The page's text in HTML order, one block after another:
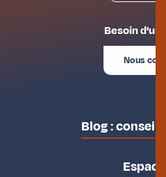
Besoin d'un
Nous
Blog : conseils